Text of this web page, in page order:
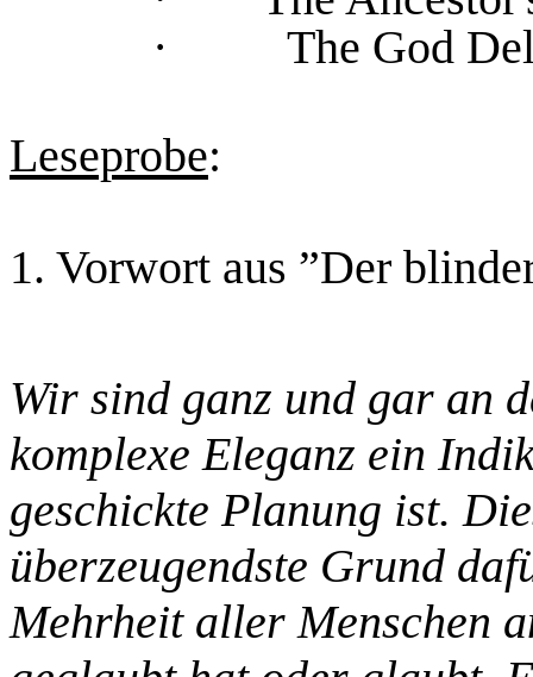
·
The God
Leseprobe:
1. Vorwort aus ”Der
Wir sind ganz und gar an
komplexe Eleganz ein
geschickte Planung ist.
überzeugendste Grund
Mehrheit aller Menschen